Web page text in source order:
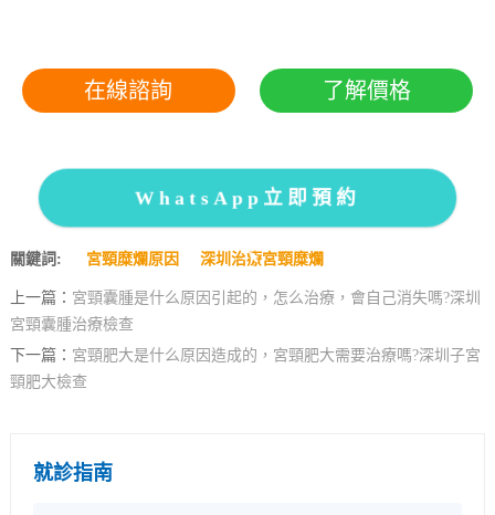
在線諮詢 了解價格
WhatsApp立即預約
關鍵詞: 宮頸糜爛原因 深圳治療宮頸糜爛
上一篇： 宮頸囊腫是什么原因引起的，怎么治療，會自己消失嗎?深圳
宮頸囊腫治療檢查
下一篇： 宮頸肥大是什么原因造成的，宮頸肥大需要治療嗎?深圳子宮
頸肥大檢查
就診指南